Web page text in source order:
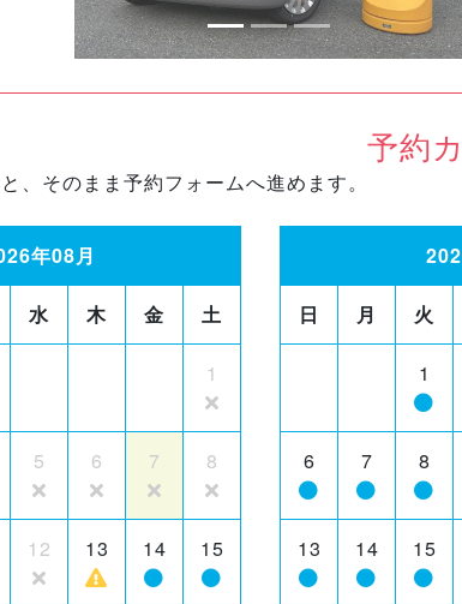
予約
、そのまま予約フォームへ進めます。
年08月
水 木 金 土
1
5 6 7 8
12 13 14 15
日 月 火
1
6 7 8
13 14 15